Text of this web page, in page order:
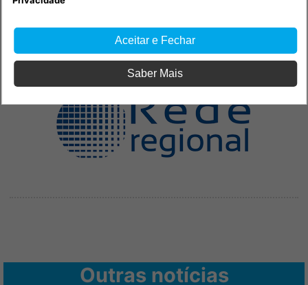
PUB
Outras notícias
Aceitar e Fechar
Saber Mais